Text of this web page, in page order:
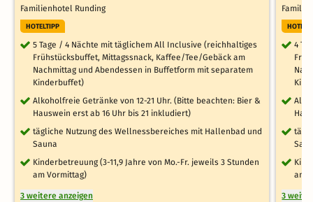
Familienhotel Runding
HOTELTIPP
5 Tage / 4 Nächte mit täglichem All Inclusive (reichhaltiges
Frühstücksbuffet, Mittagssnack, Kaffee/Tee/Gebäck am
Nachmittag und Abendessen in Buffetform mit separatem
Kinderbuffet)
Alkoholfreie Getränke von 12-21 Uhr. (Bitte beachten: Bier &
Hauswein erst ab 16 Uhr bis 21 inkludiert)
tägliche Nutzung des Wellnessbereiches mit Hallenbad und
Sauna
Kinderbetreuung (3-11,9 Jahre von Mo.-Fr. jeweils 3 Stunden
am Vormittag)
3 weitere anzeigen
4
am
3